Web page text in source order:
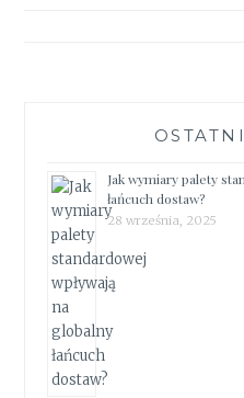
Jak wymiary palety
łańcuch dostaw?
28 września, 2025